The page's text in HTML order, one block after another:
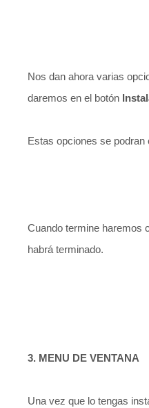
Nos dan ahora varias
daremos en el botón
Estas opciones se
Cuando termine haremos
habrá terminado.
3. MENU DE VENTANA
Una vez que lo tengas